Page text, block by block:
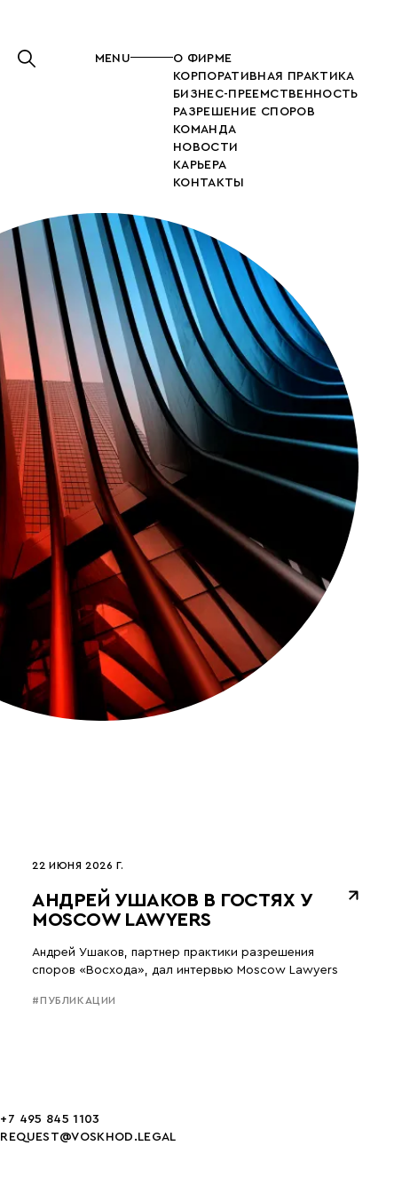
MENU
О ФИРМЕ
КОРПОРАТИВНАЯ ПРАКТИКА
БИЗНЕС-ПРЕЕМСТВЕННОСТЬ
РАЗРЕШЕНИЕ СПОРОВ
КОМАНДА
НОВОСТИ
КАРЬЕРА
КОНТАКТЫ
22 ИЮНЯ 2026 Г.
АНДРЕЙ УШАКОВ В ГОСТЯХ У
MOSCOW LAWYERS
Андрей Ушаков, партнер практики разрешения
споров «Восхода», дал интервью Moscow Lawyers
#ПУБЛИКАЦИИ
+7 495 845 1103
REQUEST@VOSKHOD.LEGAL